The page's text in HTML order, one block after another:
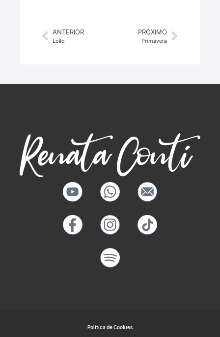
ANTERIOR
Leão
PRÓXIMO
Primavera
Política de Cookies